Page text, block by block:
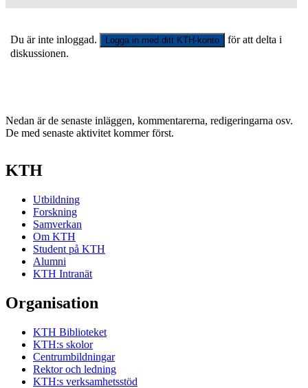
Du är inte inloggad. Logga in med ditt KTH-konto
för att delta i
diskussionen.
Nedan är de senaste inläggen, kommentarerna, redigeringarna osv.
De med senaste aktivitet kommer först.
KTH
Utbildning
Forskning
Samverkan
Om KTH
Student på KTH
Alumni
KTH Intranät
Organisation
KTH Biblioteket
KTH:s skolor
Centrumbildningar
Rektor och ledning
KTH:s verksamhetsstöd